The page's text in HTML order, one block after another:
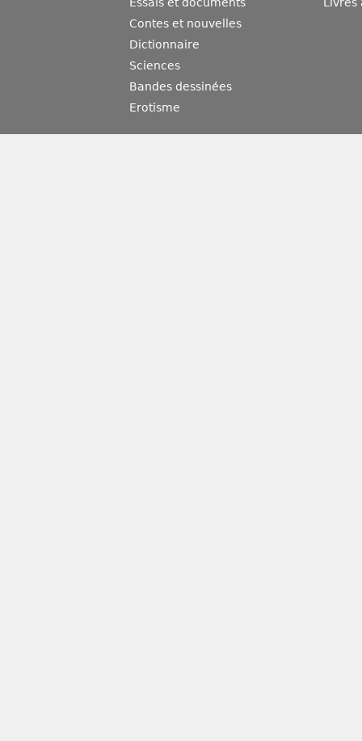
Essais et documents
Contes et nouvelles
Dictionnaire
Sciences
Bandes dessinées
Erotisme
Livres